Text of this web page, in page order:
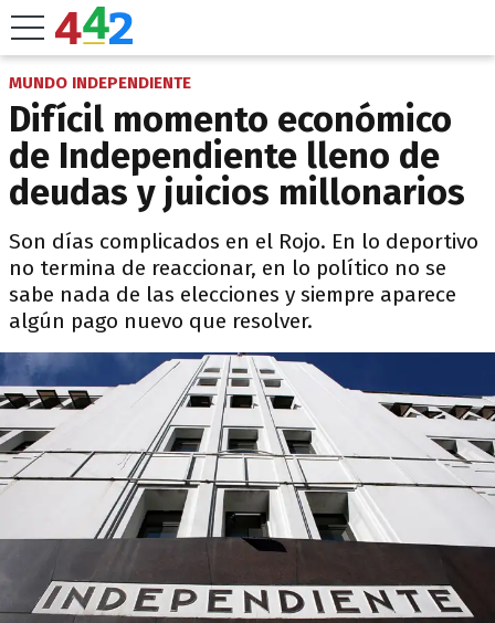
MUNDO INDEPENDIENTE
Difícil momento económico
de Independiente lleno de
deudas y juicios millonarios
Son días complicados en el Rojo. En lo deportivo
no termina de reaccionar, en lo político no se
sabe nada de las elecciones y siempre aparece
algún pago nuevo que resolver.